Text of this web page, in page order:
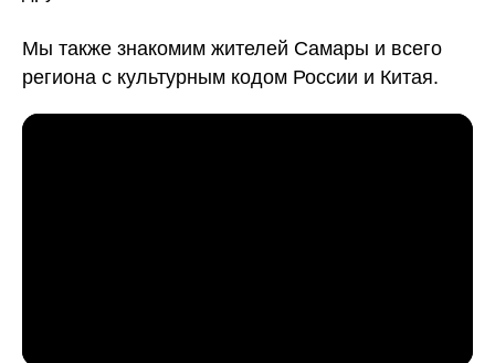
Мы также знакомим жителей Самары и всего
региона с культурным кодом России и Китая.